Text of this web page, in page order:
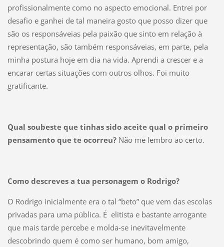
profissionalmente como no aspecto emocional. Entrei por
desafio e ganhei de tal maneira gosto que posso dizer que
são os responsáveias pela paixão que sinto em relação à
representação, são também responsáveias, em parte, pela
minha postura hoje em dia na vida. Aprendi a crescer e a
encarar certas situações com outros olhos. Foi muito
gratificante.
Qual soubeste que tinhas sido aceite qual o primeiro
pensamento que te ocorreu?Não me lembro ao certo.
Como descreves a tua personagem o Rodrigo?
O Rodrigo inicialmente era o tal “beto” que vem das escolas
privadas para uma pública. É elitista e bastante arrogante
que mais tarde percebe e molda-se inevitavelmente
descobrindo quem é como ser humano, bom amigo,